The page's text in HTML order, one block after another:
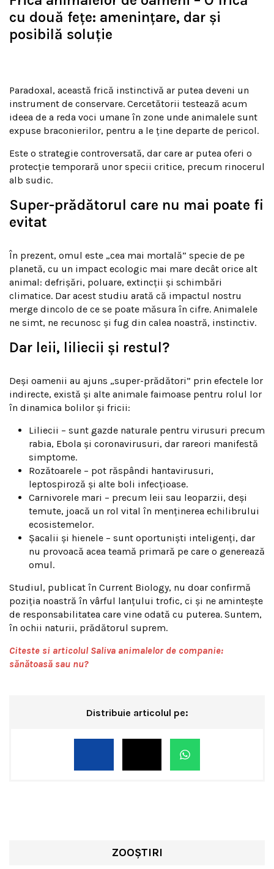
cu două fețe: amenințare, dar și
posibilă soluție
Paradoxal, această frică instinctivă ar putea deveni un
instrument de conservare. Cercetătorii testează acum
ideea de a reda voci umane în zone unde animalele sunt
expuse braconierilor, pentru a le ține departe de pericol.
Este o strategie controversată, dar care ar putea oferi o
protecție temporară unor specii critice, precum rinocerul
alb sudic.
Super-prădătorul care nu mai poate fi
evitat
În prezent, omul este „cea mai mortală” specie de pe
planetă, cu un impact ecologic mai mare decât orice alt
animal: defrișări, poluare, extincții și schimbări
climatice. Dar acest studiu arată că impactul nostru
merge dincolo de ce se poate măsura în cifre. Animalele
ne simt, ne recunosc și fug din calea noastră, instinctiv.
Dar leii, liliecii și restul?
Deși oamenii au ajuns „super-prădători” prin efectele lor
indirecte, există și alte animale faimoase pentru rolul lor
în dinamica bolilor și fricii:
Liliecii – sunt gazde naturale pentru virusuri precum
rabia, Ebola și coronavirusuri, dar rareori manifestă
simptome.
Rozătoarele – pot răspândi hantavirusuri,
leptospiroză și alte boli infecțioase.
Carnivorele mari – precum leii sau leoparzii, deși
temute, joacă un rol vital în menținerea echilibrului
ecosistemelor.
Șacalii și hienele – sunt oportuniști inteligenți, dar
nu provoacă acea teamă primară pe care o generează
omul.
Studiul, publicat în Current Biology, nu doar confirmă
poziția noastră în vârful lanțului trofic, ci și ne amintește
de responsabilitatea care vine odată cu puterea. Suntem,
în ochii naturii, prădătorul suprem.
Citeste si articolul Saliva animalelor de companie:
sănătoasă sau nu?
Distribuie articolul pe:
ZOOȘTIRI